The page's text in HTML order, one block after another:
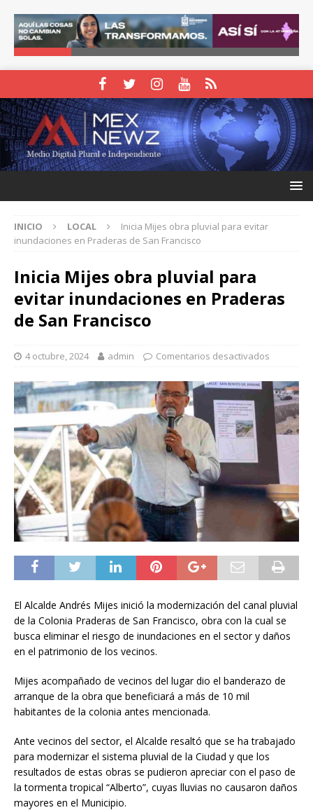
INICIO LOCAL
Inicia Mijes obra pluvial para evitar
inundaciones en Praderas de San Francisco
Inicia Mijes obra pluvial para
evitar inundaciones en Praderas
de San Francisco
4 octubre, 2024 admin Comentarios desactivados
El Alcalde Andrés Mijes inició la modernización del canal pluvial
de la Colonia Praderas de San Francisco, obra con la cual se
busca eliminar el riesgo de inundaciones en el sector y daños
en el patrimonio de los vecinos.
Mijes acompañado de vecinos del lugar dio el banderazo de
arranque de la obra que beneficiará a más de 10 mil
habitantes de la colonia antes mencionada.
Ante vecinos del sector, el Alcalde resaltó que se ha trabajado
para modernizar el sistema pluvial de la Ciudad y que los
resultados de estas obras se pudieron apreciar con el paso de
la tormenta tropical “Alberto”, cuyas lluvias no causaron daños
mayores en el Municipio.